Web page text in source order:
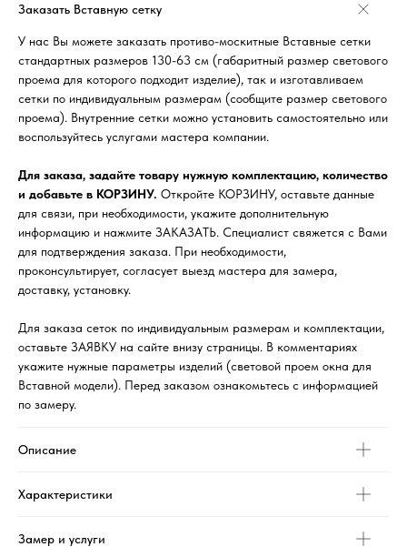
Заказать Вставную сетку
У нас Вы можете заказать противо-москитные Вставные сетки
стандартных размеров 130-63 см (габаритный размер светового
проема для которого подходит изделие), так и изготавливаем
сетки по индивидуальным размерам (сообщите размер светового
проема). Внутренние сетки можно установить самостоятельно или
воспользуйтесь услугами мастера компании.
Для заказа, задайте товару нужную комплектацию, количество
и добавьте в КОРЗИНУ. Откройте КОРЗИНУ, оставьте данные
для связи, при необходимости, укажите дополнительную
информацию и нажмите ЗАКАЗАТЬ. Специалист свяжется с Вами
для подтверждения заказа. При необходимости,
проконсультирует, согласует выезд мастера для замера,
доставку, установку.
Для заказа сеток по индивидуальным размерам и комплектации,
оставьте ЗАЯВКУ на сайте внизу страницы. В комментариях
укажите нужные параметры изделий (световой проем окна для
Вставной модели). Перед заказом ознакомьтесь с информацией
по замеру.
Описание
Характеристики
Замер и услуги